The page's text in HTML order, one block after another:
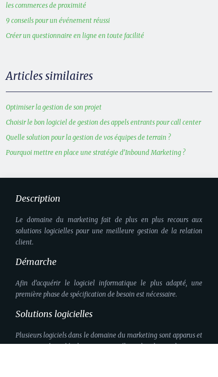
les commerces de proximité
9 conseils pour un événement réussi
Créer un questionnaire en ligne en toute facilité
Articles similaires
Optimiser la gestion de son projet
Choisir le bon logiciel de gestion des appels entrants pour call center
Quelle solution pour la gestion de vos équipes de terrain ?
Pourquoi mettre en place une stratégie d’Inbound Marketing ?
Description
Le domaine du marketing fait de plus en plus recours aux
solutions logicielles pour une meilleure gestion de la relation
client.
Démarche
Afin d’acquérir le logiciel informatique le plus adapté, une
première phase de spécification de besoin est nécessaire.
Solutions logicielles
Plusieurs logiciels dans le domaine du marketing sont apparus et
ne cessent de se développer pour améliorer la relation client.